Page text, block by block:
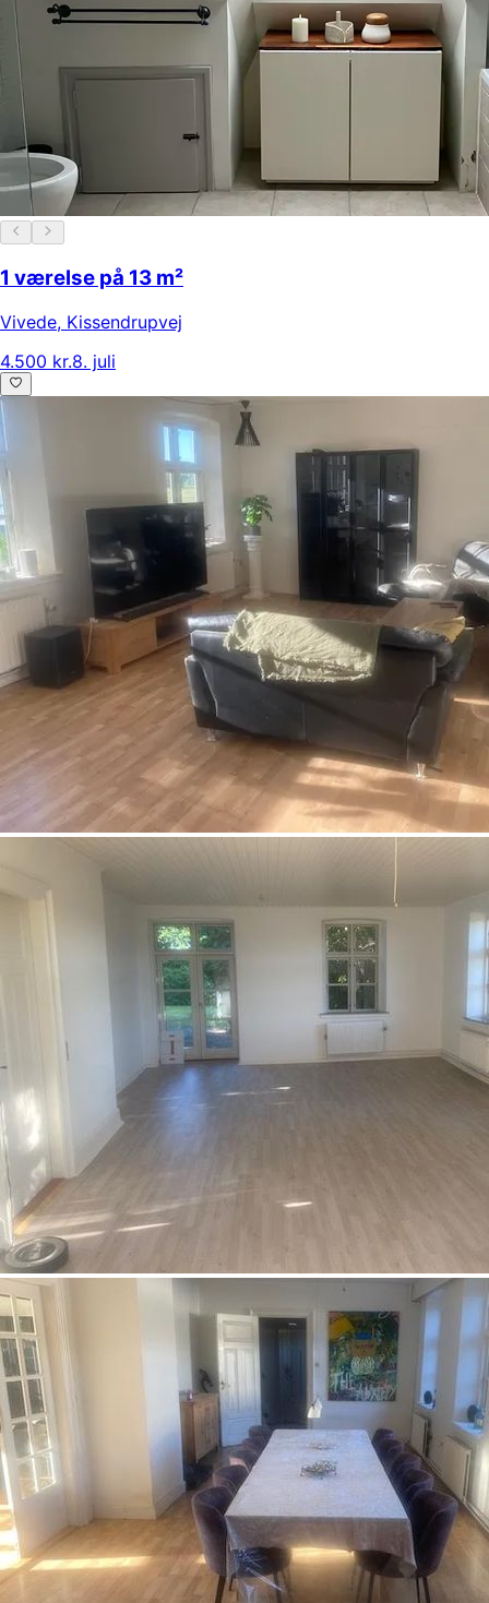
1 værelse på 13 m²
Vivede, Kissendrupvej
4.500 kr.8. juli